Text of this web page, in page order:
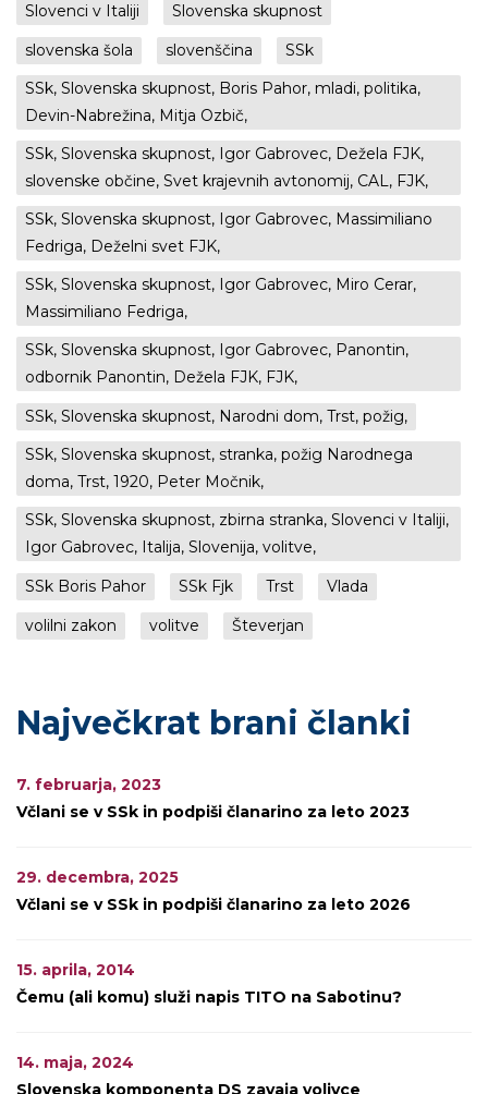
Slovenci v Italiji
Slovenska skupnost
slovenska šola
slovenščina
SSk
SSk, Slovenska skupnost, Boris Pahor, mladi, politika,
Devin-Nabrežina, Mitja Ozbič,
SSk, Slovenska skupnost, Igor Gabrovec, Dežela FJK,
slovenske občine, Svet krajevnih avtonomij, CAL, FJK,
SSk, Slovenska skupnost, Igor Gabrovec, Massimiliano
Fedriga, Deželni svet FJK,
SSk, Slovenska skupnost, Igor Gabrovec, Miro Cerar,
Massimiliano Fedriga,
SSk, Slovenska skupnost, Igor Gabrovec, Panontin,
odbornik Panontin, Dežela FJK, FJK,
SSk, Slovenska skupnost, Narodni dom, Trst, požig,
SSk, Slovenska skupnost, stranka, požig Narodnega
doma, Trst, 1920, Peter Močnik,
SSk, Slovenska skupnost, zbirna stranka, Slovenci v Italiji,
Igor Gabrovec, Italija, Slovenija, volitve,
SSk Boris Pahor
SSk Fjk Trst
Vlada
volilni zakon
volitve Števerjan
Največkrat brani članki
7. februarja, 2023
Včlani se v SSk in podpiši članarino za leto 2023
29. decembra, 2025
Včlani se v SSk in podpiši članarino za leto 2026
15. aprila, 2014
Čemu (ali komu) služi napis TITO na Sabotinu?
14. maja, 2024
Slovenska komponenta DS zavaja volivce